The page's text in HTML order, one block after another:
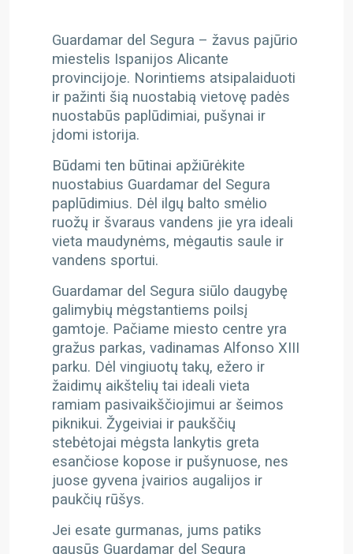
Guardamar del Segura – žavus pajūrio
miestelis Ispanijos Alicante
provincijoje. Norintiems atsipalaiduoti
ir pažinti šią nuostabią vietovę padės
nuostabūs paplūdimiai, pušynai ir
įdomi istorija.
Būdami ten būtinai apžiūrėkite
nuostabius Guardamar del Segura
paplūdimius. Dėl ilgų balto smėlio
ruožų ir švaraus vandens jie yra ideali
vieta maudynėms, mėgautis saule ir
vandens sportui.
Guardamar del Segura siūlo daugybę
galimybių mėgstantiems poilsį
gamtoje. Pačiame miesto centre yra
gražus parkas, vadinamas Alfonso XIII
parku. Dėl vingiuotų takų, ežero ir
žaidimų aikštelių tai ideali vieta
ramiam pasivaikščiojimui ar šeimos
piknikui. Žygeiviai ir paukščių
stebėtojai mėgsta lankytis greta
esančiose kopose ir pušynuose, nes
juose gyvena įvairios augalijos ir
paukčių rūšys.
Jei esate gurmanas, jums patiks
gausūs Guardamar del Segura